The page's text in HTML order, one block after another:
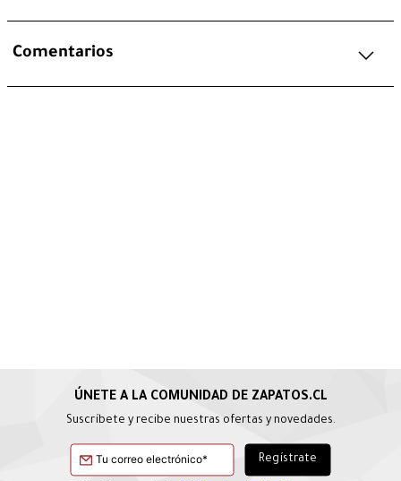
Comentarios
Suscríbete y recibe nuestras ofertas y novedades.